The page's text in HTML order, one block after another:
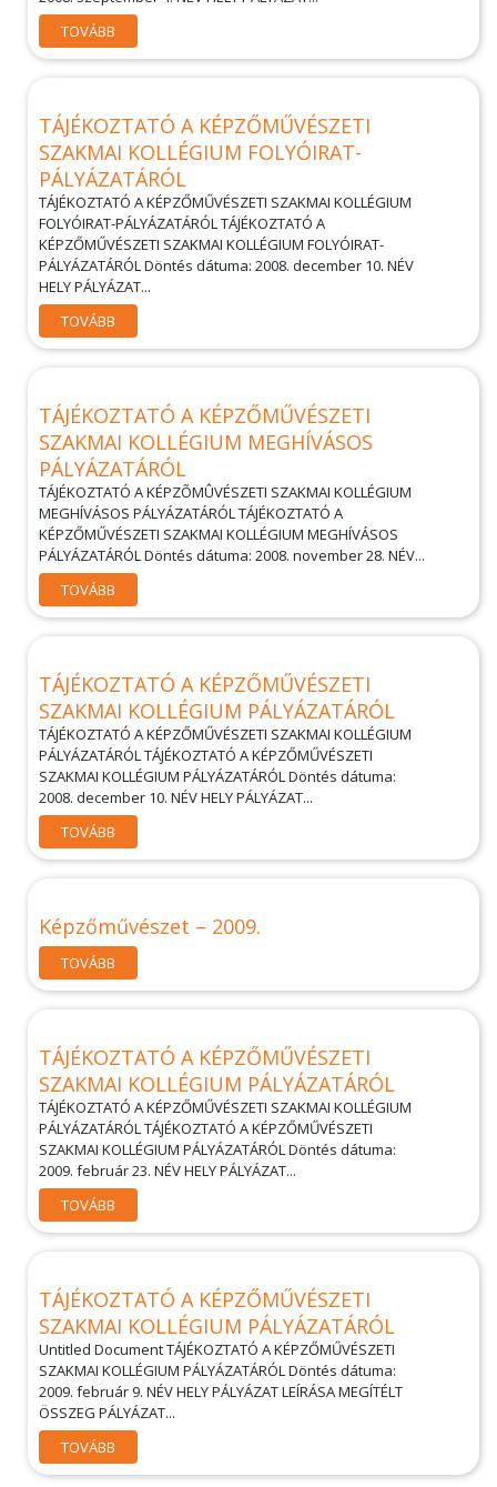
TOVÁBB
TÁJÉKOZTATÓ A KÉPZŐMŰVÉSZETI
SZAKMAI KOLLÉGIUM FOLYÓIRAT-
PÁLYÁZATÁRÓL
TÁJÉKOZTATÓ A KÉPZŐMŰVÉSZETI SZAKMAI KOLLÉGIUM
FOLYÓIRAT-PÁLYÁZATÁRÓL TÁJÉKOZTATÓ A
KÉPZŐMŰVÉSZETI SZAKMAI KOLLÉGIUM FOLYÓIRAT-
PÁLYÁZATÁRÓL Döntés dátuma: 2008. december 10. NÉV
HELY PÁLYÁZAT...
TOVÁBB
TÁJÉKOZTATÓ A KÉPZŐMŰVÉSZETI
SZAKMAI KOLLÉGIUM MEGHÍVÁSOS
PÁLYÁZATÁRÓL
TÁJÉKOZTATÓ A KÉPZÕMÛVÉSZETI SZAKMAI KOLLÉGIUM
MEGHÍVÁSOS PÁLYÁZATÁRÓL TÁJÉKOZTATÓ A
KÉPZŐMŰVÉSZETI SZAKMAI KOLLÉGIUM MEGHÍVÁSOS
PÁLYÁZATÁRÓL Döntés dátuma: 2008. november 28. NÉV...
TOVÁBB
TÁJÉKOZTATÓ A KÉPZŐMŰVÉSZETI
SZAKMAI KOLLÉGIUM PÁLYÁZATÁRÓL
TÁJÉKOZTATÓ A KÉPZŐMŰVÉSZETI SZAKMAI KOLLÉGIUM
PÁLYÁZATÁRÓL TÁJÉKOZTATÓ A KÉPZŐMŰVÉSZETI
SZAKMAI KOLLÉGIUM PÁLYÁZATÁRÓL Döntés dátuma:
2008. december 10. NÉV HELY PÁLYÁZAT...
TOVÁBB
Képzőművészet – 2009.
TOVÁBB
TÁJÉKOZTATÓ A KÉPZŐMŰVÉSZETI
SZAKMAI KOLLÉGIUM PÁLYÁZATÁRÓL
TÁJÉKOZTATÓ A KÉPZŐMŰVÉSZETI SZAKMAI KOLLÉGIUM
PÁLYÁZATÁRÓL TÁJÉKOZTATÓ A KÉPZŐMŰVÉSZETI
SZAKMAI KOLLÉGIUM PÁLYÁZATÁRÓL Döntés dátuma:
2009. február 23. NÉV HELY PÁLYÁZAT...
TOVÁBB
TÁJÉKOZTATÓ A KÉPZŐMŰVÉSZETI
SZAKMAI KOLLÉGIUM PÁLYÁZATÁRÓL
Untitled Document TÁJÉKOZTATÓ A KÉPZŐMŰVÉSZETI
SZAKMAI KOLLÉGIUM PÁLYÁZATÁRÓL Döntés dátuma:
2009. február 9. NÉV HELY PÁLYÁZAT LEÍRÁSA MEGÍTÉLT
ÖSSZEG PÁLYÁZAT...
TOVÁBB